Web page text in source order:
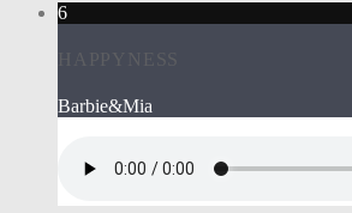
6
HAPPYNESS
Barbie&Mia